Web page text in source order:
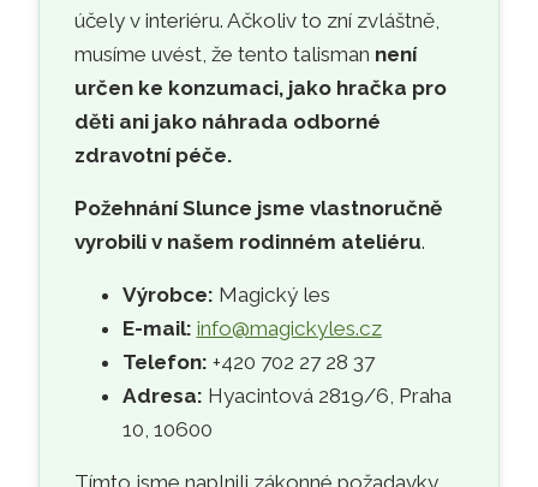
účely v interiéru. Ačkoliv to zní zvláštně,
musíme uvést, že tento talisman není
určen ke konzumaci, jako hračka pro
děti ani jako náhrada odborné
zdravotní péče.
Požehnání Slunce jsme vlastnoručně
vyrobili v našem rodinném ateliéru.
Výrobce: Magický les
E-mail: info@magickyles.cz
Telefon: +420 702 27 28 37
Adresa: Hyacintová 2819/6, Praha
10, 10600
Tímto jsme naplnili zákonné požadavky.